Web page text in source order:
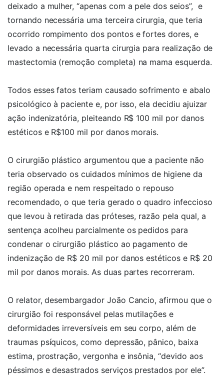
deixado a mulher, “apenas com a pele dos seios”, e
tornando necessária uma terceira cirurgia, que teria
ocorrido rompimento dos pontos e fortes dores, e
levado a necessária quarta cirurgia para realização de
mastectomia (remoção completa) na mama esquerda.
Todos esses fatos teriam causado sofrimento e abalo
psicológico à paciente e, por isso, ela decidiu ajuizar
ação indenizatória, pleiteando R$ 100 mil por danos
estéticos e R$100 mil por danos morais.
O cirurgião plástico argumentou que a paciente não
teria observado os cuidados mínimos de higiene da
região operada e nem respeitado o repouso
recomendado, o que teria gerado o quadro infeccioso
que levou à retirada das próteses, razão pela qual, a
sentença acolheu parcialmente os pedidos para
condenar o cirurgião plástico ao pagamento de
indenização de R$ 20 mil por danos estéticos e R$ 20
mil por danos morais. As duas partes recorreram.
O relator, desembargador João Cancio, afirmou que o
cirurgião foi responsável pelas mutilações e
deformidades irreversíveis em seu corpo, além de
traumas psíquicos, como depressão, pânico, baixa
estima, prostração, vergonha e insônia, “devido aos
péssimos e desastrados serviços prestados por ele”.